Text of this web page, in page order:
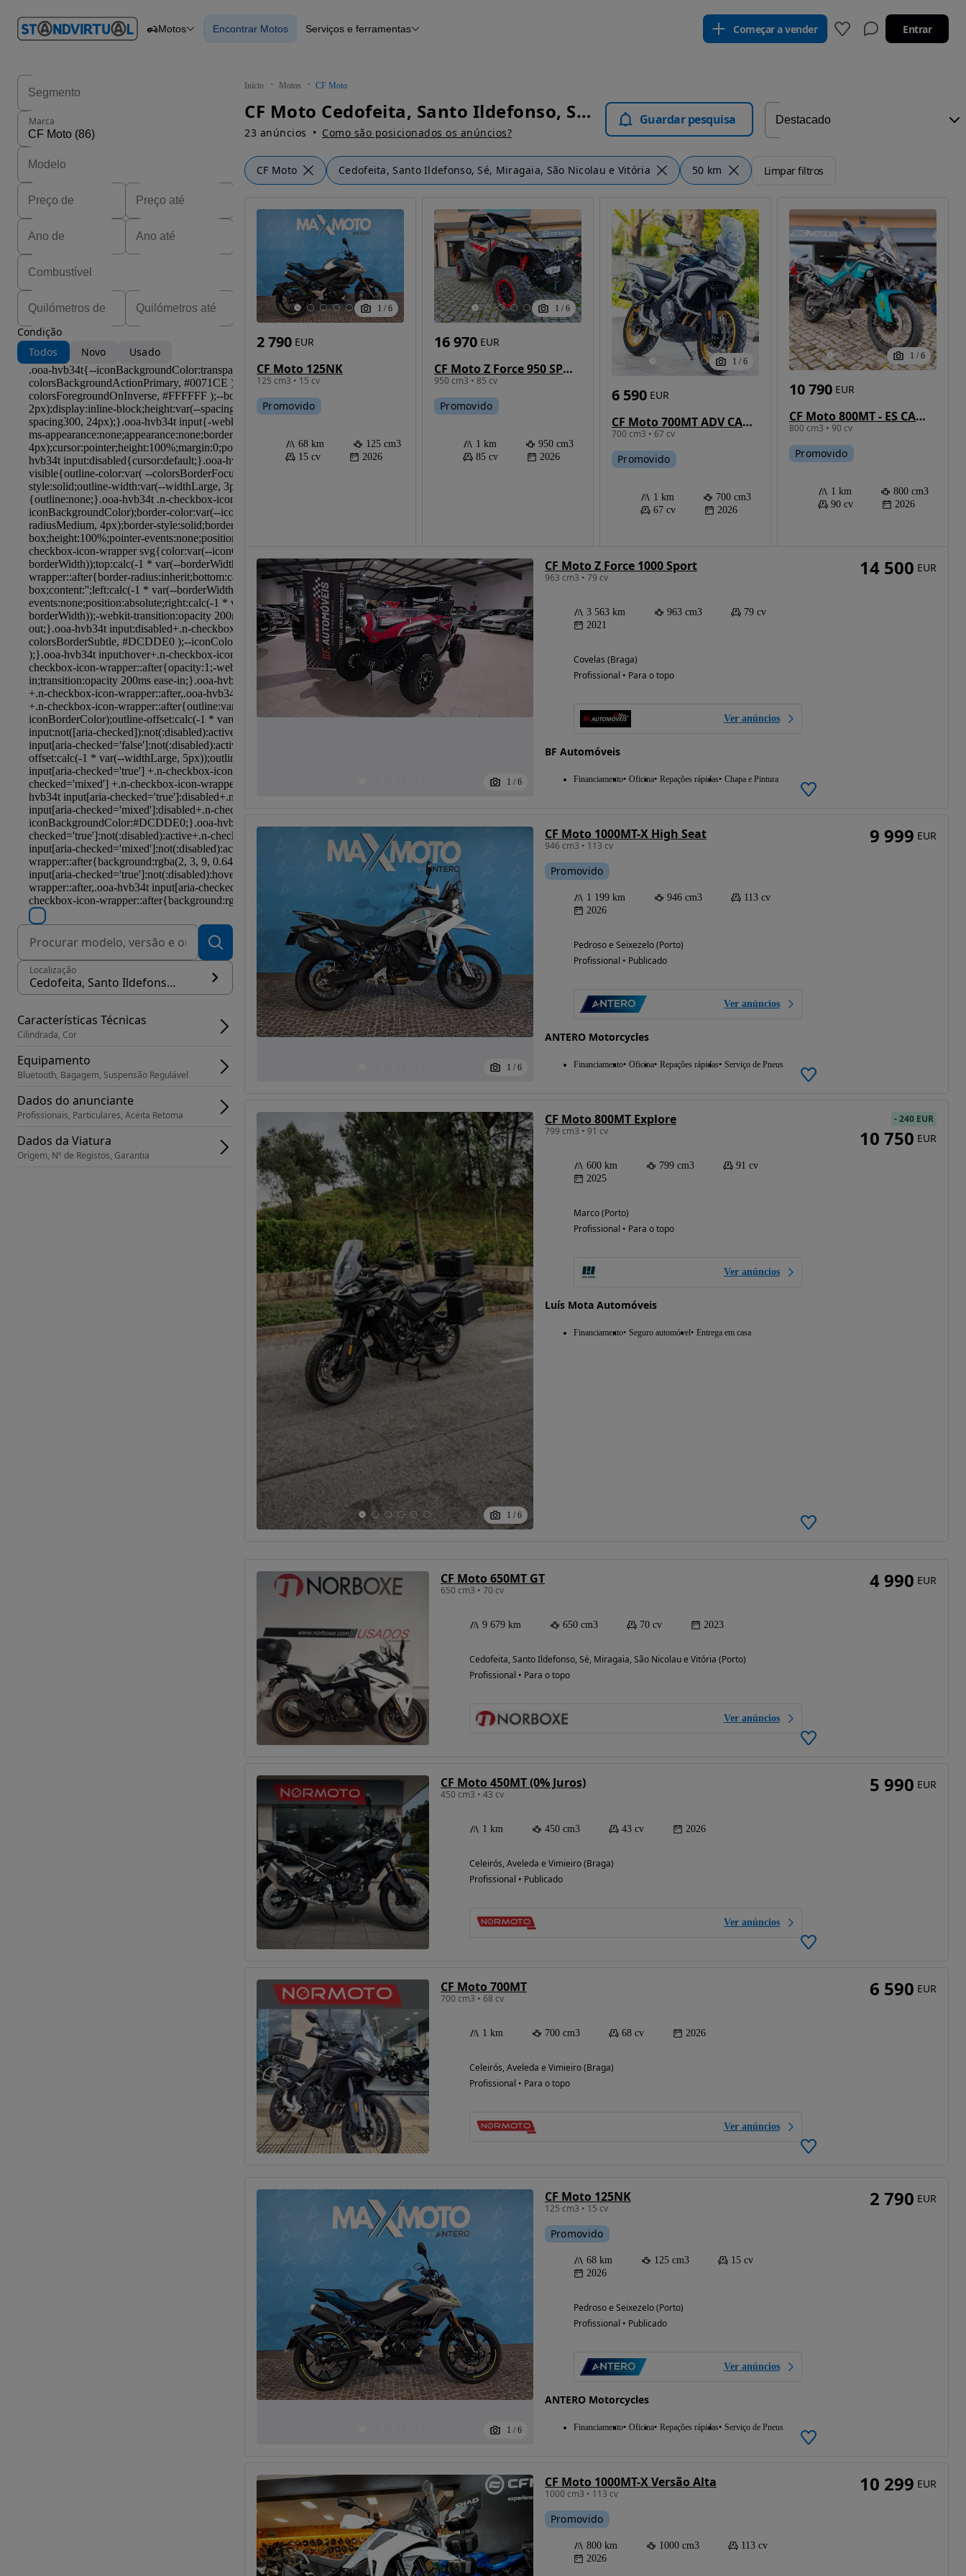
em
Carros Carros
Motos Encontrar Motos Serviços e ferramentas Começar a vender Entrar
Início Motos CF Moto
CF Moto Cedofeita, Santo Ildefonso, Sé, Miragaia, São Nicolau e Vitória - Motos
23 anúncios Como são posicionados os anúncios?
Guardar pesquisa
CF Moto Cedofeita, Santo Ildefonso, Sé, Miragaia, São Nicolau e Vitória 50 km Limpar filtros
Marca
Condição
Todos
Novo Usado
financiamento
Localização
Cedofeita, Santo Ildefonso, Sé, Miragaia, São Nicolau e Vitória, concelho Porto
Características Técnicas
Cilindrada, Cor
Equipamento
Bluetooth, Bagagem, Suspensão Regulável
Dados do anunciante
Profissionais, Particulares, Aceita Retoma
Dados da Viatura
Origem, Nº de Registos, Garantia
1 / 6
CF Moto 125NK
125 cm3 • 15 cv
2 790 EUR
Promovido
68 km
125 cm3
15 cv
2026
1 / 6
CF Moto Z Force 950 SPORT UTV/SSV CAMP.0%JUROS
950 cm3 • 85 cv
16 970 EUR
Promovido
1 km
950 cm3
85 cv
2026
1 / 6
CF Moto 700MT ADV CAMPANHA 0%JUROS
700 cm3 • 67 cv
6 590 EUR
Promovido
1 km
700 cm3
67 cv
2026
1 / 6
CF Moto 800MT - ES CAMPANHA
800 cm3 • 90 cv
10 790 EUR
Promovido
1 km
800 cm3
90 cv
2026
1 / 6
CF Moto Z Force 1000 Sport
963 cm3 • 79 cv
3 563 km 963 cm3
79 cv
2021
Covelas (Braga)
Profissional • Para o topo
Ver anúncios
BF Automóveis
Financiamento Oficina Repações rápidas Chapa e Pintura
14 500 EUR
1 / 6
CF Moto 1000MT-X High Seat
946 cm3 • 113 cv
Promovido
1 199 km 946 cm3
113 cv
2026
Pedroso e Seixezelo (Porto)
Profissional • Publicado
Ver anúncios
ANTERO Motorcycles
Financiamento Oficina Repações rápidas Serviço de Pneus
9 999 EUR
1 / 6
CF Moto 800MT Explore
799 cm3 • 91 cv
600 km 799 cm3
91 cv
2025
Marco (Porto)
Profissional • Para o topo
Ver anúncios
Luís Mota Automóveis
Financiamento Seguro automóvel Entrega em casa
-240 EUR
10 750 EUR
CF Moto 650MT GT
650 cm3 • 70 cv
9 679 km 650 cm3 70 cv 2023
Cedofeita, Santo Ildefonso, Sé, Miragaia, São Nicolau e Vitória (Porto)
Profissional • Para o topo
Ver anúncios
4 990 EUR
CF Moto 450MT (0% Juros)
450 cm3 • 43 cv
1 km 450 cm3 43 cv 2026
Celeirós, Aveleda e Vimieiro (Braga)
Profissional • Publicado
Ver anúncios
5 990 EUR
CF Moto 700MT
700 cm3 • 68 cv
1 km 700 cm3 68 cv 2026
Celeirós, Aveleda e Vimieiro (Braga)
Profissional • Para o topo
Ver anúncios
6 590 EUR
1 / 6
CF Moto 125NK
125 cm3 • 15 cv
Promovido
68 km 125 cm3
15 cv
2026
Pedroso e Seixezelo (Porto)
Profissional • Publicado
Ver anúncios
ANTERO Motorcycles
Financiamento Oficina Repações rápidas Serviço de Pneus
2 790 EUR
CF Moto 1000MT-X Versão Alta
1000 cm3 • 113 cv
Promovido
800 km 1000 cm3
113 cv
2026
10 299 EUR